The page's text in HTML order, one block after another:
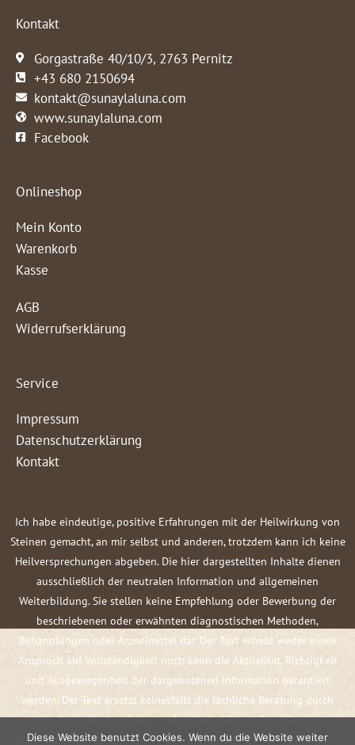
Kontakt
Gorgastraße 40/10/3, 2763 Pernitz
+43 680 2150694
kontakt@sunaylaluna.com
www.sunaylaluna.com
Facebook
Onlineshop
Mein Konto
Warenkorb
Kasse
AGB
Widerrufserklärung
Service
Impressum
Datenschutzerklärung
Kontakt
Ich habe eindeutige, positive Erfahrungen mit der Heilwirkung von
Steinen gemacht, an mir selbst und anderen, trotzdem kann ich keine
Heilversprechungen abgeben. Die hier dargestellten Inhalte dienen
ausschließlich der neutralen Information und allgemeinen
Weiterbildung. Sie stellen keine Empfehlung oder Bewerbung der
beschriebenen oder erwähnten diagnostischen Methoden,
Behandlungen oder Arzneimittel dar. Der Text erhebt weder einen
Anspruch auf Vollständigkeit noch kann die Aktualität, Richtigkeit
und Ausgewogenheit der dargebotenen Information garantiert
werden. Der Text ersetzt keinesfalls die fachliche Beratung durch
einen Arzt oder Apotheker und er darf nicht als Grundlage zur
eigenständigen Diagnose und Beginn, Änderung oder Beendigung
Diese Website benutzt Cookies. Wenn du die Website weiter